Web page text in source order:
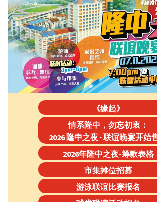
《缘起》
情系隆中，勿忘初衷：
2026 隆中之夜 · 联谊晚宴开始
2026年隆中之夜-筹款表格
市集摊位招募
游泳联谊比赛报名